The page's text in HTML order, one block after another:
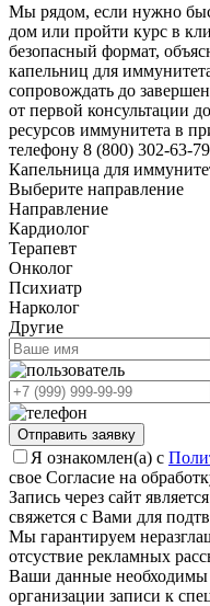
Мы рядом, если нужно
дом или пройти курс в
безопасный формат,
капельниц для
сопровождать до
от первой консультации
ресурсов иммунитета в
телефону 8 (800) 302-63-
Капельница для
Выберите направление
Направление
Кардиолог
Терапевт
Онколог
Психиатр
Нарколог
Другие
Отправить заявку
Я ознакомлен(а) с
свое Согласие на
Запись через сайт
свяжется с Вами для
Мы гарантируем
отсуствие рекламных
Ваши данные необходимы
организации записи к